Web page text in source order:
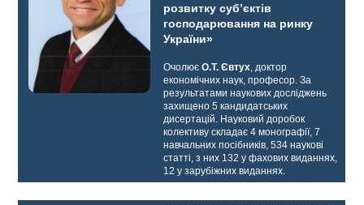
розвитку суб’єктів
господарювання на ринку
України»
ОчолюєО.Т. Євтух, доктор
економічних наук, професор. За
результатами наукових досліджень
захищено 5 кандидатських
дисертацій. Науковий доробок
колективу складає 4 монографії, 7
навчальних посібників, 534 наукові
статті, з них 132 у фахових виданнях,
12 у зарубіжних виданнях.